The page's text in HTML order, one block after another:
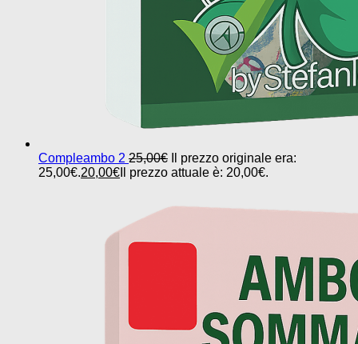
Compleambo 2 25,00€
Il prezzo originale era:
25,00€.20,00€ Il prezzo attuale è: 20,00€.